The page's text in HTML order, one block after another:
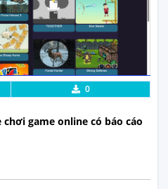
Xem Thực Tế
0
game online có báo cáo